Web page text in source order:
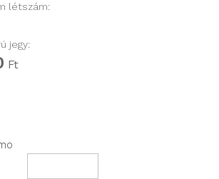
létszám:
jegy:
Ft